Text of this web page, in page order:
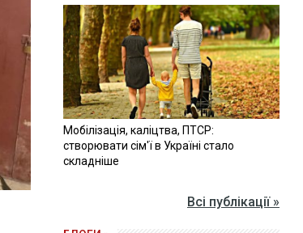
Мобілізація, каліцтва, ПТСР:
створювати сім'ї в Україні стало
складніше
Всі публікації »